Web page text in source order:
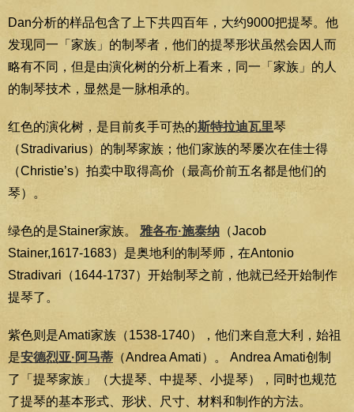
Dan分析的样品包含了上下共四百年，大约9000把提琴。他
发现同一「家族」的制琴者，他们的提琴形状虽然会因人而
略有不同，但是由演化树的分析上看来，同一「家族」的人
的制琴技术，显然是一脉相承的。
红色的演化树，是目前炙手可热的斯特拉迪瓦里琴
（Stradivarius）的制琴家族；他们家族的琴屡次在佳士得
（Christie’s）拍卖中取得高价（最高价前五名都是他们的
琴）。
绿色的是Stainer家族。 雅各布·施泰纳 （Jacob
Stainer,1617-1683）是奥地利的制琴师，在Antonio
Stradivari（1644-1737）开始制琴之前，他就已经开始制作
提琴了。
紫色则是Amati家族（1538-1740），他们来自意大利，始祖
是安德烈亚·阿马蒂 （Andrea Amati）。 Andrea Amati创制
了「提琴家族」（大提琴、中提琴、小提琴），同时也规范
了提琴的基本形式、形状、尺寸、材料和制作的方法。